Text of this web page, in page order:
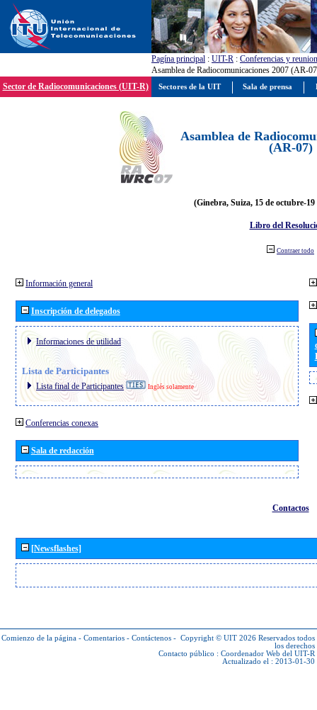
Pagína principal : UIT-R : Conferencias y
Asamblea de Radiocomunicaciones 2007 (AR-
Sector de Radiocomunicaciones (UIT-R)
Asamblea de
(AR-07)
(Ginebra, Suiza, 15 de octubre-19
Libro del
Contraer todo
Información general
Inscripción de delegados
Informaciones de utilidad
Lista de Participantes
Lista final de Participantes Inglés solamente
Conferencias conexas
Sala de redacción
Contactos
[Newsflashes]
Comienzo de la página - Comentarios - Contáctenos - Copyright © UIT 2026 Reservados todos
los derechos
Contacto público : Coordenador Web del UIT-R
Actualizado el : 2013-01-30
Sectores de la UIT Sala de prensa